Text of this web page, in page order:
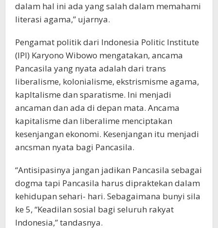
dalam hal ini ada yang salah dalam memahami
literasi agama,” ujarnya.
Pengamat politik dari Indonesia Politic Institute
(IPI) Karyono Wibowo mengatakan, ancama
Pancasila yang nyata adalah dari trans
liberalisme, kolonialisme, ekstrismisme agama,
kapltalisme dan sparatisme. Ini menjadi
ancaman dan ada di depan mata. Ancama
kapitalisme dan liberalime menciptakan
kesenjangan ekonomi. Kesenjangan itu menjadi
ancsman nyata bagi Pancasila.
“Antisipasinya jangan jadikan Pancasila sebagai
dogma tapi Pancasila harus dipraktekan dalam
kehidupan sehari- hari. Sebagaimana bunyi sila
ke 5, “Keadilan sosial bagi seluruh rakyat
Indonesia,” tandasnya.